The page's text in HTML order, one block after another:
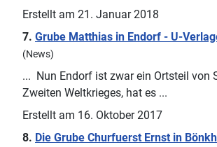
Erstellt am 21. Januar 2018
7. Grube Matthias in Endorf - U-
(News)
... Nun Endorf ist zwar ein Ortsteil von
Zweiten Weltkrieges, hat es ...
Erstellt am 16. Oktober 2017
8. Die Grube Churfuerst Ernst in